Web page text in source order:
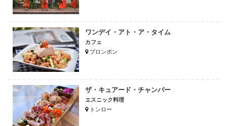
ワンデイ・アト・ア・タイム
カフェ
プロンポン
ザ・キュアード・チャンバー
エスニック料理
トンロー